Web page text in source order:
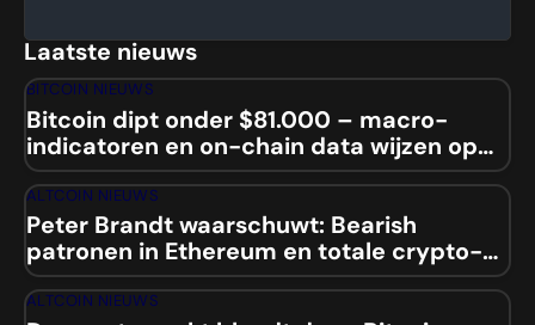
Laatste nieuws
BITCOIN NIEUWS
Bitcoin dipt onder $81.000 – macro-
indicatoren en on-chain data wijzen op
mogelijke squeeze
ALTCOIN NIEUWS
Peter Brandt waarschuwt: Bearish
patronen in Ethereum en totale crypto-
marktcap
ALTCOIN NIEUWS